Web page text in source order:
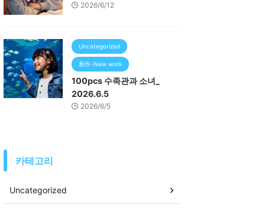
2026/6/12
Uncategorized
新作-New work
100pcs 수족관과 소녀_
2026.6.5
2026/6/5
카테고리
Uncategorized